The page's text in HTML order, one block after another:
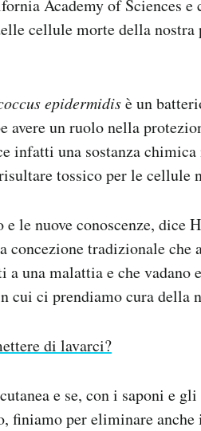
Academy of Sciences
cellule morte della nostra
epidermidisè un
avere un ruolo nella
infatti una sostanza
tossico per le cellule
le nuove conoscenze, dice
tradizionale che
a una malattia e che
cui ci prendiamo cura della
di lavarci?
e se, con i saponi e
finiamo per eliminare